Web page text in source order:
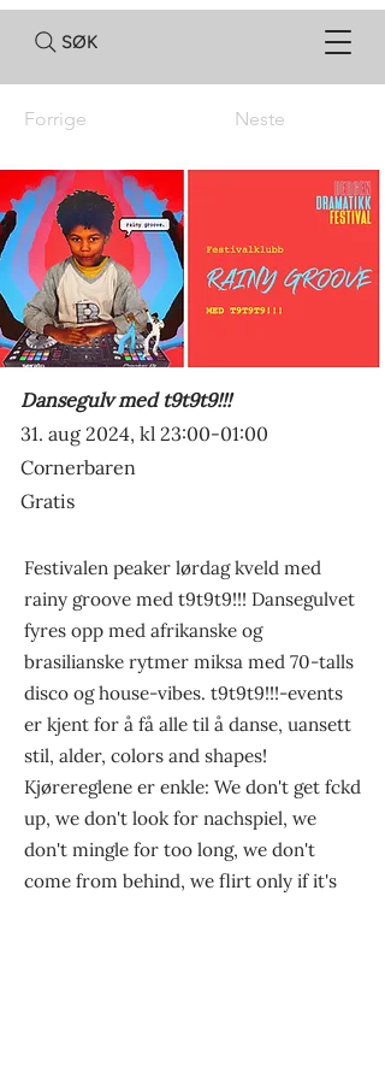
SØK
Forrige Neste
Dansegulv med t9t9t9!!!
31. aug 2024, kl 23:00-01:00
Cornerbaren
Gratis
Festivalen peaker lørdag kveld med
rainy groove med t9t9t9!!! Dansegulvet
fyres opp med afrikanske og
brasilianske rytmer miksa med 70-talls
disco og house-vibes. t9t9t9!!!-events
er kjent for å få alle til å danse, uansett
stil, alder, colors and shapes!
Kjørereglene er enkle: We don't get fckd
up, we don't look for nachspiel, we
don't mingle for too long, we don't
come from behind, we flirt only if it's